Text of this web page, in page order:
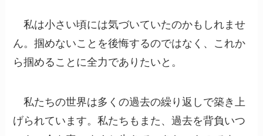
私は小さい頃には気づいていたのかもしれませ
ん。掴めないことを後悔するのではなく、これか
ら掴めることに全力でありたいと。
私たちの世界は多くの過去の繰り返しで築き上
げられています。私たちもまた、過去を背負いつ